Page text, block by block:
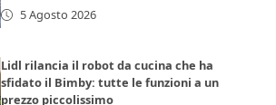
5 Agosto 2026
Lidl rilancia il robot da cucina che ha
sfidato il Bimby: tutte le funzioni a un
prezzo piccolissimo